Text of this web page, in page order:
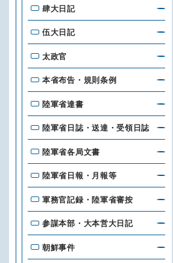
肆大日記
伍大日記
太政官
本省布告・規則条例
陸軍省達書
陸軍省日誌・送達・受領日誌
陸軍省各局文書
陸軍省日報・月報等
軍務官記録・陸軍省審按
参謀本部・大本営大日記
朝鮮事件